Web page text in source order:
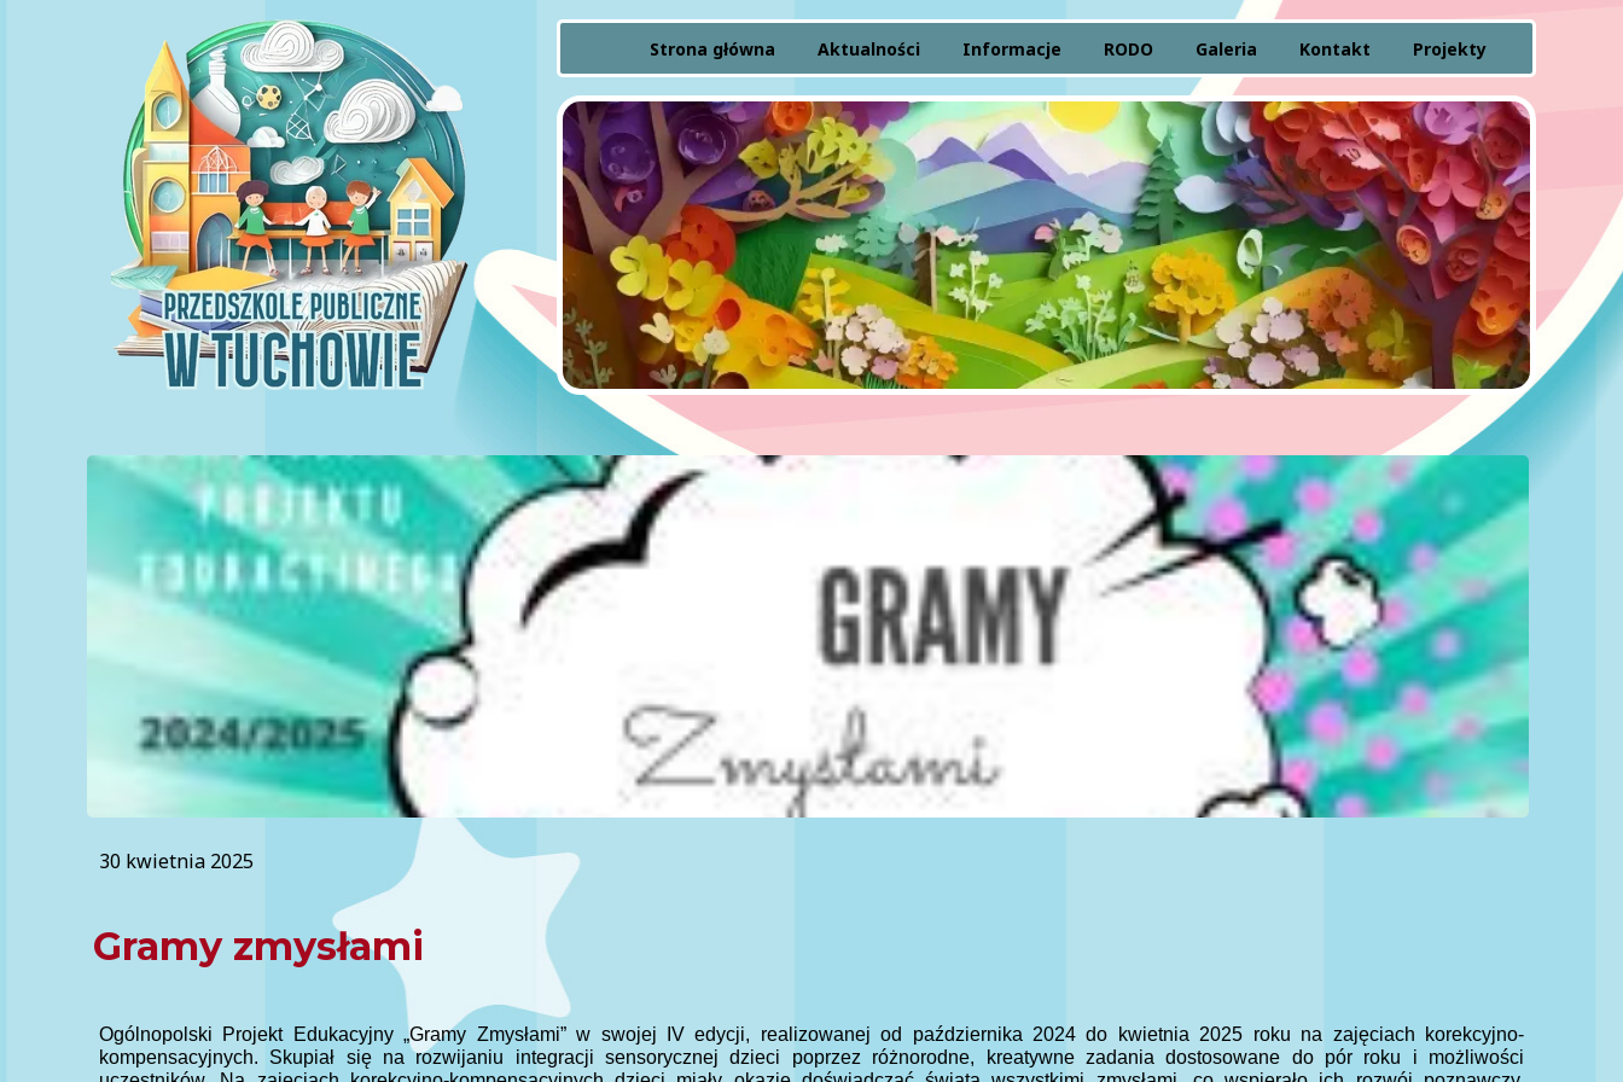
Strona główna Aktualności Informacje
Rekrutacja
Zielona flaga
Finanse
Statut
Raport dostępności
Ochrona małoletnich
RODO Galeria Kontakt Projekty
30 kwietnia 2025
Gramy zmysłami
Ogólnopolski Projekt Edukacyjny „Gramy Zmysłami” w swojej IV edycji, realizowanej od października 2024 do kwietnia 2025 roku na zajęciach korekcyjno-
kompensacyjnych. Skupiał się na rozwijaniu integracji sensorycznej dzieci poprzez różnorodne, kreatywne zadania dostosowane do pór roku i możliwości